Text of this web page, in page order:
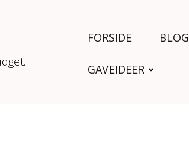
FORSIDE BLOG
GAVEIDEER